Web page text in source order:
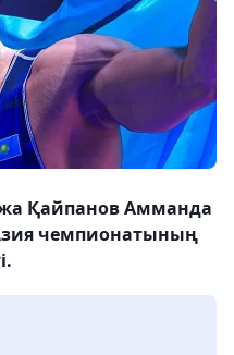
Қайпанов Амманда
чемпионатының